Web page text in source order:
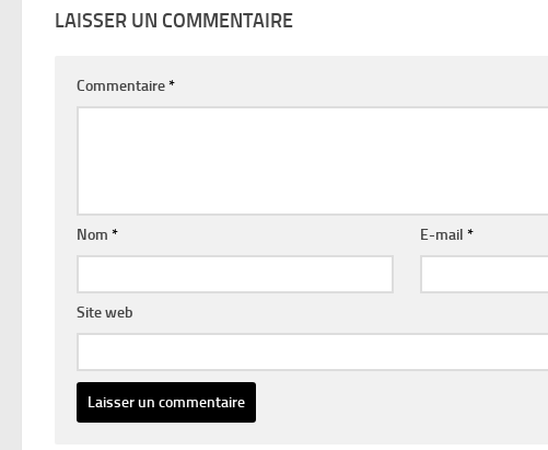
LAISSER UN COMMENTAIRE
Commentaire*
Nom * E-mail*
Site web